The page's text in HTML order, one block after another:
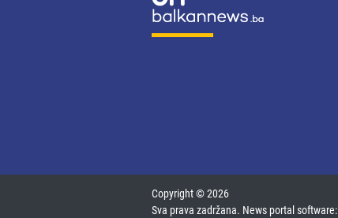
Copyright © 2026
Sva prava zadržana. News portal software: